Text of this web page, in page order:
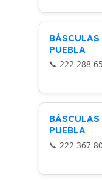
PUEBLA
222 288
PUEBLA
222 367